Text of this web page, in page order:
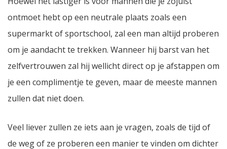
ontmoet hebt op een neutrale plaats zoals een
supermarkt of sportschool, zal een man altijd proberen
om je aandacht te trekken. Wanneer hij barst van het
zelfvertrouwen zal hij wellicht direct op je afstappen om
je een complimentje te geven, maar de meeste mannen
zullen dat niet doen.
Veel liever zullen ze iets aan je vragen, zoals de tijd of
de weg of ze proberen een manier te vinden om dichter